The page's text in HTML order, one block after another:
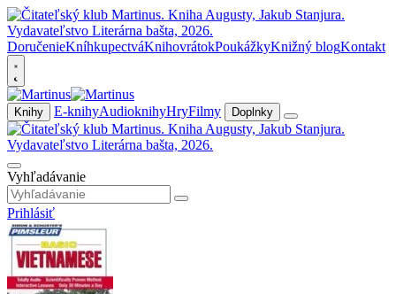
DoručenieKníhkupectváKnihovrátokPoukážkyKnižný blogKontakt
Knihy E-knihyAudioknihyHryFilmy Doplnky
Vyhľadávanie
Prihlásiť